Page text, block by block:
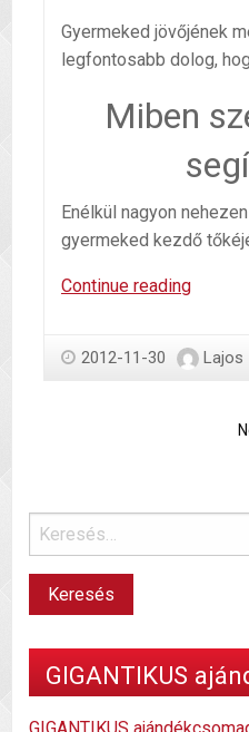
Gyermeked jövőjének
legfontosabb dolog,
Miben
Enélkül nagyon
gyermeked kezdő
Continue readingMilyen
tőkét
2012-11-30 Lajos
GIGANTIKUS